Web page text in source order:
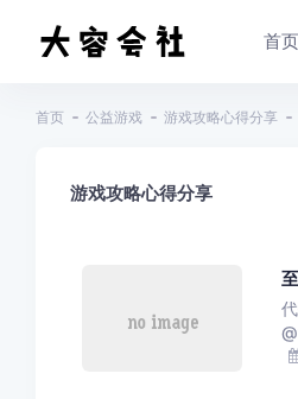
首页
首页 公益游戏 游戏攻略心得分享
游戏攻略心得分享